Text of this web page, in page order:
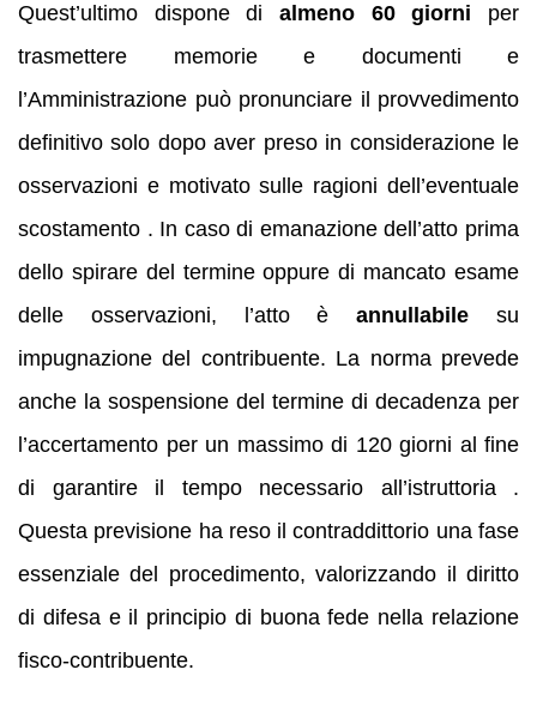
Quest’ultimo dispone di almeno 60 giorni per
trasmettere memorie e documenti e
l’Amministrazione può pronunciare il provvedimento
definitivo solo dopo aver preso in considerazione le
osservazioni e motivato sulle ragioni dell’eventuale
scostamento . In caso di emanazione dell’atto prima
dello spirare del termine oppure di mancato esame
delle osservazioni, l’atto èannullabile su
impugnazione del contribuente. La norma prevede
anche la sospensione del termine di decadenza per
l’accertamento per un massimo di 120 giorni al fine
di garantire il tempo necessario all’istruttoria .
Questa previsione ha reso il contraddittorio una fase
essenziale del procedimento, valorizzando il diritto
di difesa e il principio di buona fede nella relazione
fisco-contribuente.